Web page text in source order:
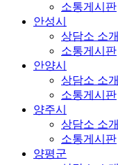
소통게시판
안성시
상담소 소개
소통게시판
안양시
상담소 소개
소통게시판
양주시
상담소 소개
소통게시판
양평군